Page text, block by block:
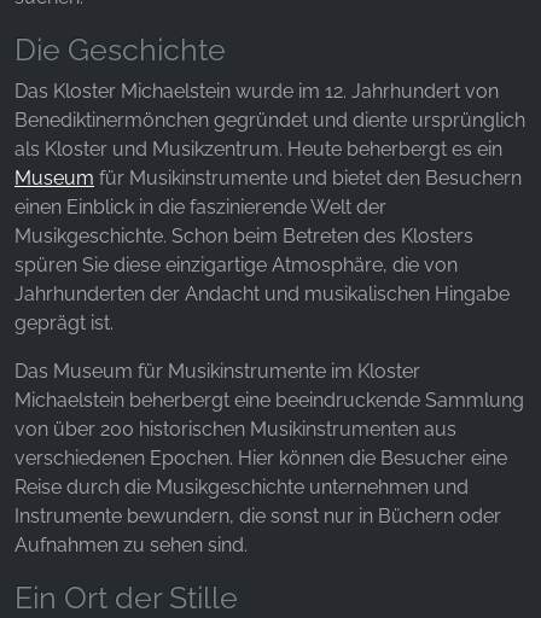
Die Geschichte
Das Kloster Michaelstein wurde im 12. Jahrhundert von
Benediktinermönchen gegründet und diente ursprünglich
als Kloster und Musikzentrum. Heute beherbergt es ein
Museum für Musikinstrumente und bietet den Besuchern
einen Einblick in die faszinierende Welt der
Musikgeschichte. Schon beim Betreten des Klosters
spüren Sie diese einzigartige Atmosphäre, die von
Jahrhunderten der Andacht und musikalischen Hingabe
geprägt ist.
Das Museum für Musikinstrumente im Kloster
Michaelstein beherbergt eine beeindruckende Sammlung
von über 200 historischen Musikinstrumenten aus
verschiedenen Epochen. Hier können die Besucher eine
Reise durch die Musikgeschichte unternehmen und
Instrumente bewundern, die sonst nur in Büchern oder
Aufnahmen zu sehen sind.
Ein Ort der Stille
Facebook Pixel
Name:
_fbp, fr, _fbq, fbq
Anbieter:
Facebook Ireland Ltd.
Zweck:
Werbemessung und Marketing
Cookie Laufzeit:
STATISTIK
Statistik Cookies erfassen Informationen anonym.
Diese Informationen helfen uns zu verstehen, wie
unsere Besucher unsere Website nutzen.
Google Analytics